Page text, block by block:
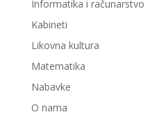
Informatika i računarstvo
Kabineti
Likovna kultura
Matematika
Nabavke
O nama